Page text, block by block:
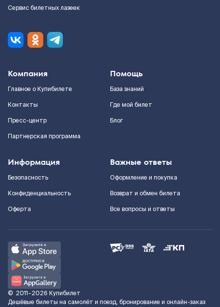
Сервис билетных лазеек
Компания
Главное о Купибилете
Контакты
Пресс-центр
Партнерская программа
Помощь
База знаний
Где мой билет
Блог
Информация
Безопасность
Конфиденциальность
Оферта
Важные ответы
Оформление и покупка
Возврат и обмен билета
Все вопросы и ответы
© 2011–2026 Купибилет
Дешёвые билеты на самолёт и поезд, бронирование и онлайн-заказ